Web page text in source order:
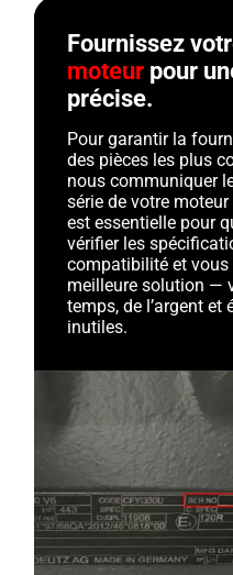
Fournissez
moteur pour
précise.
Pour garantir la
des pièces les plus
nous communiquer
série de votre
est essentielle pour
vérifier les
compatibilité et vous
meilleure solution —
temps, de l’argent
inutiles.